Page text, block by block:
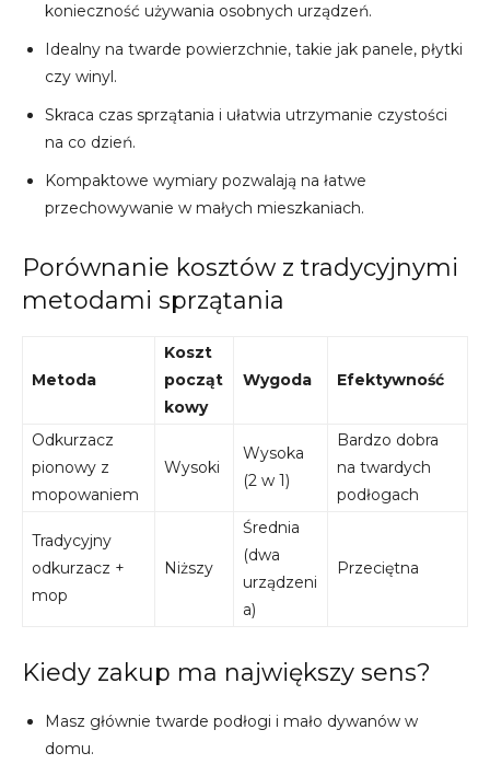
konieczność używania osobnych urządzeń.
Idealny na twarde powierzchnie, takie jak panele, płytki
czy winyl.
Skraca czas sprzątania i ułatwia utrzymanie czystości
na co dzień.
Kompaktowe wymiary pozwalają na łatwe
przechowywanie w małych mieszkaniach.
Porównanie kosztów z tradycyjnymi
metodami sprzątania
Metoda
Koszt
począt
kowy
Wygoda Efektywność
Odkurzacz
pionowy z
mopowaniem
Wysoki
Wysoka
(2 w 1)
Bardzo dobra
na twardych
podłogach
Tradycyjny
odkurzacz +
mop
Niższy
Średnia
(dwa
urządzeni
a)
Przeciętna
Kiedy zakup ma największy sens?
Masz głównie twarde podłogi i mało dywanów w
domu.